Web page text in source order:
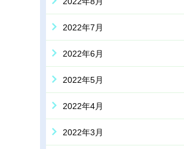
2022年7月
2022年6月
2022年5月
2022年4月
2022年3月